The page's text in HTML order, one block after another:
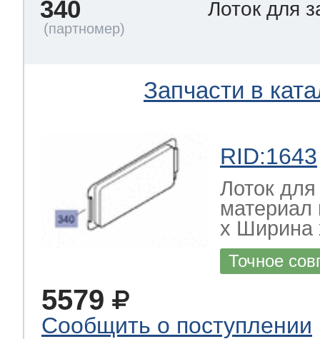
340 Лоток для
Запчасти в
RID:1643
Лоток
материал
х Ширина
Точное
5579
Сообщить о поступлении